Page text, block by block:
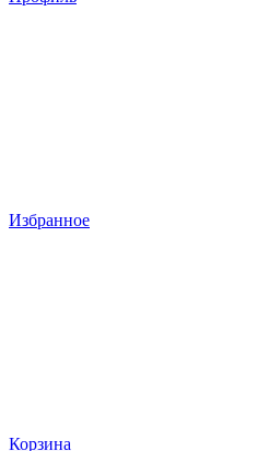
Избранное
Корзина